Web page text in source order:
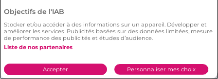
Trouvez l’amour gratuitement sur
notre site de rencontre
Inscrivez-vous
Objectifs de l'IAB
Stocker et/ou accéder à des informations sur un appareil. Développer et
améliorer les services. Publicités basées sur des données limitées, mesure
de performance des publicités et études d’audience.
Liste de nos partenaires
Personnaliser mes choix
Accepter